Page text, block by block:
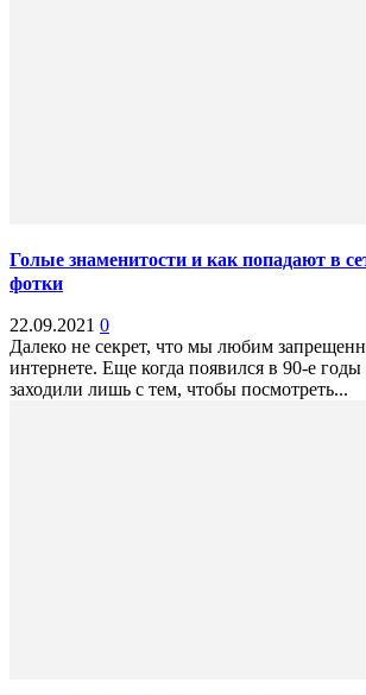
Голые знаменитости и как попадают в
фотки
22.09.2021 0
Далеко не секрет, что мы любим
интернете. Еще когда появился в 90-е
заходили лишь с тем, чтобы посмотреть...